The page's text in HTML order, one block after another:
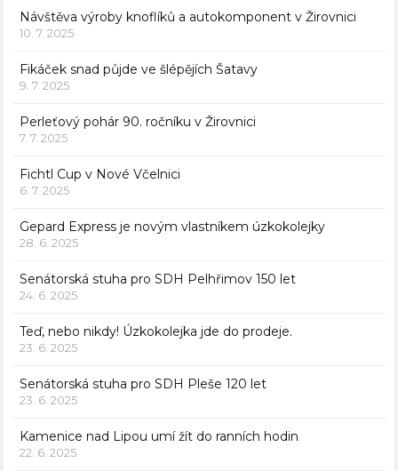
Návštěva výroby knoflíků a autokomponent v Žirovnici
10. 7. 2025
Fikáček snad půjde ve šlépějích Šatavy
9. 7. 2025
Perleťový pohár 90. ročníku v Žirovnici
7. 7. 2025
Fichtl Cup v Nové Včelnici
6. 7. 2025
Gepard Express je novým vlastníkem úzkokolejky
28. 6. 2025
Senátorská stuha pro SDH Pelhřimov 150 let
24. 6. 2025
Teď, nebo nikdy! Úzkokolejka jde do prodeje.
23. 6. 2025
Senátorská stuha pro SDH Pleše 120 let
23. 6. 2025
Kamenice nad Lipou umí žít do ranních hodin
22. 6. 2025